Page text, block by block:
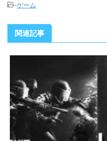
-ゲーム
関連記事